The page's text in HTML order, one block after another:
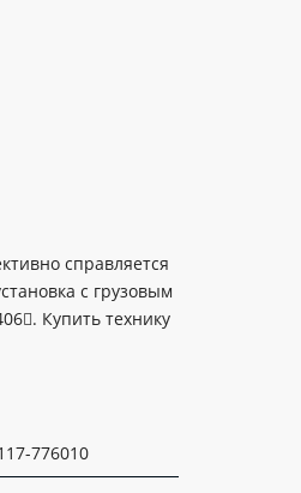
справляется
с грузовым
Купить технику
776010